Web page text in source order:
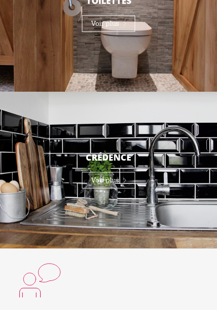
Voir plus
CRÉDENCE
Voir plus